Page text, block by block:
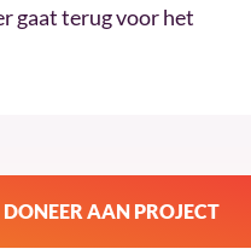
gaat terug voor het
DONEER AAN PROJECT